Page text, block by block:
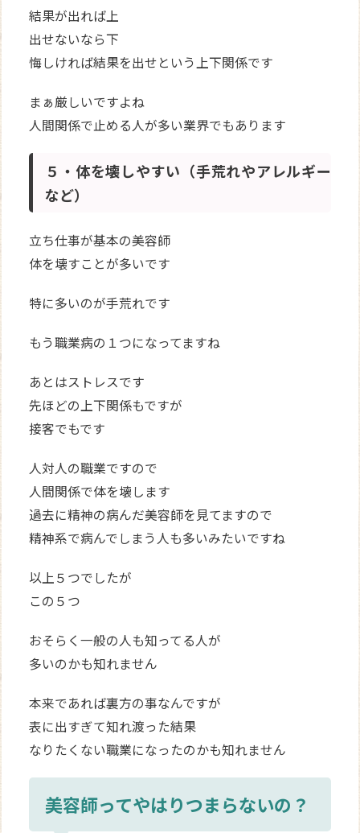
結果が出れば上
出せないなら下
悔しければ結果を出せという上下関係です
まぁ厳しいですよね
人間関係で止める人が多い業界でもあります
５・体を壊しやすい（手荒れやアレルギー
など）
立ち仕事が基本の美容師
体を壊すことが多いです
特に多いのが手荒れです
もう職業病の１つになってますね
あとはストレスです
先ほどの上下関係もですが
接客でもです
人対人の職業ですので
人間関係で体を壊します
過去に精神の病んだ美容師を見てますので
精神系で病んでしまう人も多いみたいですね
以上５つでしたが
この５つ
おそらく一般の人も知ってる人が
多いのかも知れません
本来であれば裏方の事なんですが
表に出すぎて知れ渡った結果
なりたくない職業になったのかも知れません
美容師ってやはりつまらないの？